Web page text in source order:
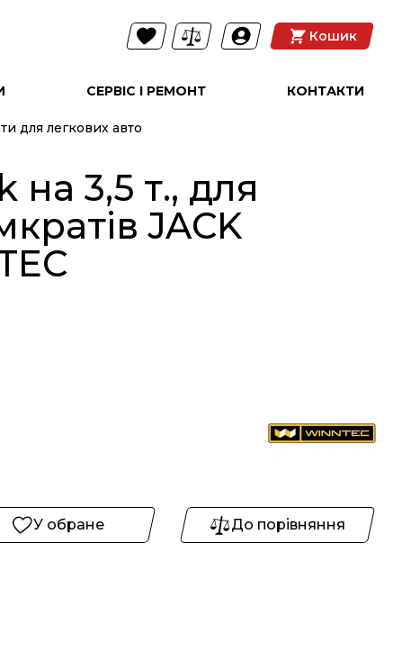
Кошик
СЕРВІС І РЕМОНТ КОНТАКТИ
для легкових авто
NEW
на 3,5 т., для
JACK
У обране До порівняння